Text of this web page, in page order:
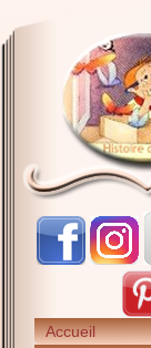
Accueil